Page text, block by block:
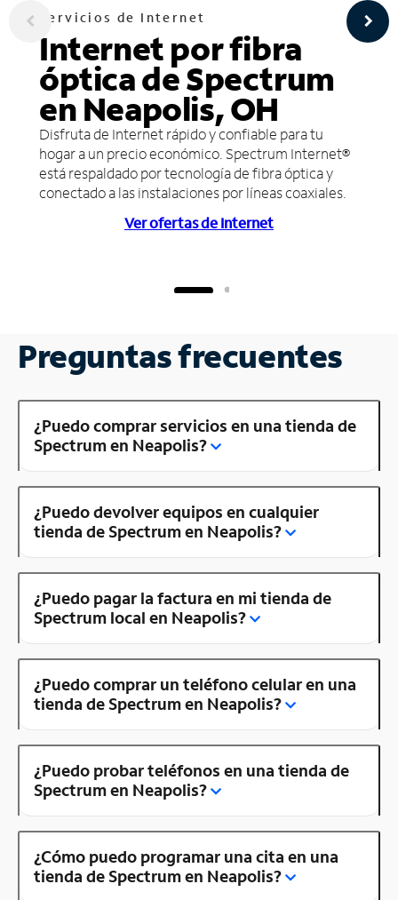
Servicios de Internet
Internet por fibra
óptica de Spectrum
en Neapolis, OH
Disfruta de Internet rápido y confiable para tu
hogar a un precio económico. Spectrum Internet®
está respaldado por tecnología de fibra óptica y
conectado a las instalaciones por líneas coaxiales.
Ver ofertas de Internet
Preguntas frecuentes
¿Puedo comprar servicios en una tienda de
Spectrum en Neapolis?
¿Puedo devolver equipos en cualquier
tienda de Spectrum en Neapolis?
¿Puedo pagar la factura en mi tienda de
Spectrum local en Neapolis?
¿Puedo comprar un teléfono celular en una
tienda de Spectrum en Neapolis?
¿Puedo probar teléfonos en una tienda de
Spectrum en Neapolis?
¿Cómo puedo programar una cita en una
tienda de Spectrum en Neapolis?